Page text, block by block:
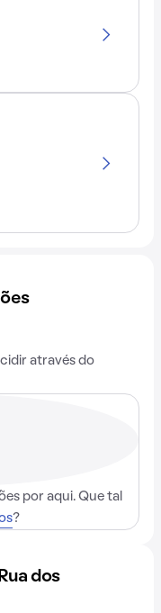
através do
por aqui. Que tal
?
dos